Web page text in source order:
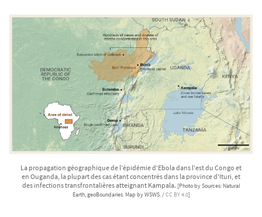
La propagation géographique de l'épidémie d'Ebola dans l'est du Congo et
en Ouganda, la plupart des cas étant concentrés dans la province d'Ituri, et
des infections transfrontalières atteignant Kampala. [Photo by Sources: Natural
Earth, geoBoundaries. Map by WSWS. /CC BY 4.0]